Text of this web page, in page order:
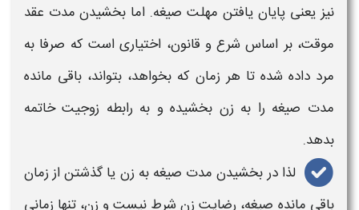
نیز یعنی پایان یافتن مهلت صیغه. اما بخشیدن مدت عقد
موقت، بر اساس شرع و قانون، اختیاری است که صرفا به
مرد داده شده تا هر زمان که بخواهد، بتواند، باقی مانده
مدت صیغه را به زن بخشیده و به رابطه زوجیت خاتمه
بدهد.
لذا دربخشیدن مدت صیغه به زن یا گذشتن از زمان
باقی مانده صیغه، رضایت زن شرط نیست و زن، تنها زمانی